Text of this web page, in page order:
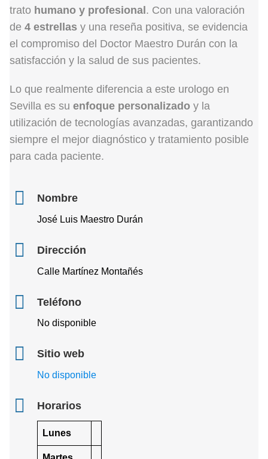
trato humano y profesional . Con una valoración
de 4 estrellas y una reseña positiva, se evidencia
el compromiso del Doctor Maestro Durán con la
satisfacción y la salud de sus pacientes.
Lo que realmente diferencia a este urologo en
Sevilla es su enfoque personalizado y la
utilización de tecnologías avanzadas, garantizando
siempre el mejor diagnóstico y tratamiento posible
para cada paciente.
Nombre
José Luis Maestro Durán
Dirección
Calle Martínez Montañés
Teléfono
No disponible
Sitio web
No disponible
Horarios
Lunes